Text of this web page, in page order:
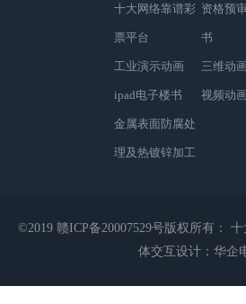
十大网络靠谱彩
票平台
工业演示动画
ipad电子楼书
金属表面防腐处
理及热镀锌加工
资格预
书
三维动
视频动
©2019 赣ICP备20007529号版权所有：
体交互设计： 华企